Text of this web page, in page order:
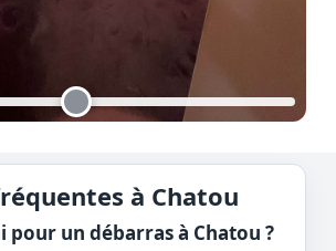
à Chatou
pour un débarras à Chatou ?